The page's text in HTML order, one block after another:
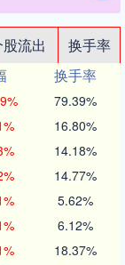
流出
换手率
换手率
79.39%
16.80%
14.18%
14.77%
5.62%
6.12%
18.37%